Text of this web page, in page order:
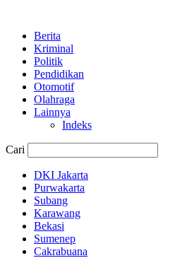
Berita
Kriminal
Politik
Pendidikan
Otomotif
Olahraga
Lainnya
Indeks
Cari
DKI Jakarta
Purwakarta
Subang
Karawang
Bekasi
Sumenep
Cakrabuana